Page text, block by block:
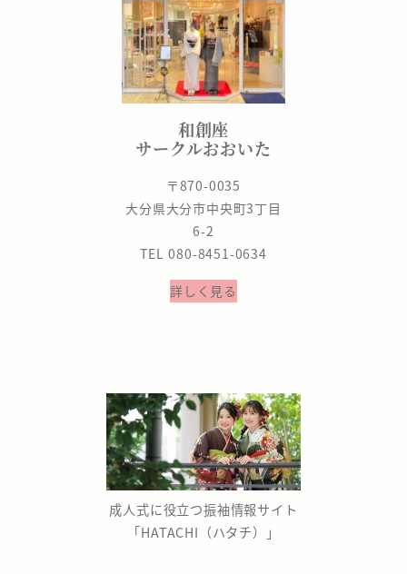
和創座
サークルおおいた
〒870-0035
大分県大分市中央町3丁目
6-2
TEL 080-8451-0634
詳しく見る
成人式に役立つ振袖情報サイト
「HATACHI（ハタチ）」